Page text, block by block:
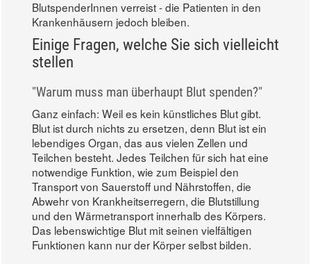
BlutspenderInnen verreist - die Patienten in den
Krankenhäusern jedoch bleiben.
Einige Fragen, welche Sie sich vielleicht
stellen
"Warum muss man überhaupt Blut spenden?"
Ganz einfach: Weil es kein künstliches Blut gibt.
Blut ist durch nichts zu ersetzen, denn Blut ist ein
lebendiges Organ, das aus vielen Zellen und
Teilchen besteht. Jedes Teilchen für sich hat eine
notwendige Funktion, wie zum Beispiel den
Transport von Sauerstoff und Nährstoffen, die
Abwehr von Krankheitserregern, die Blutstillung
und den Wärmetransport innerhalb des Körpers.
Das lebenswichtige Blut mit seinen vielfältigen
Funktionen kann nur der Körper selbst bilden.